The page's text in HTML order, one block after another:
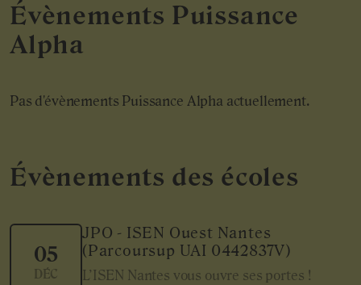
Évènements Puissance
Alpha
Pas d'évènements Puissance Alpha actuellement.
Évènements des écoles
05
DÉC
JPO - ISEN Ouest Nantes
(Parcoursup UAI 0442837V)
L’ISEN Nantes vous ouvre ses portes !